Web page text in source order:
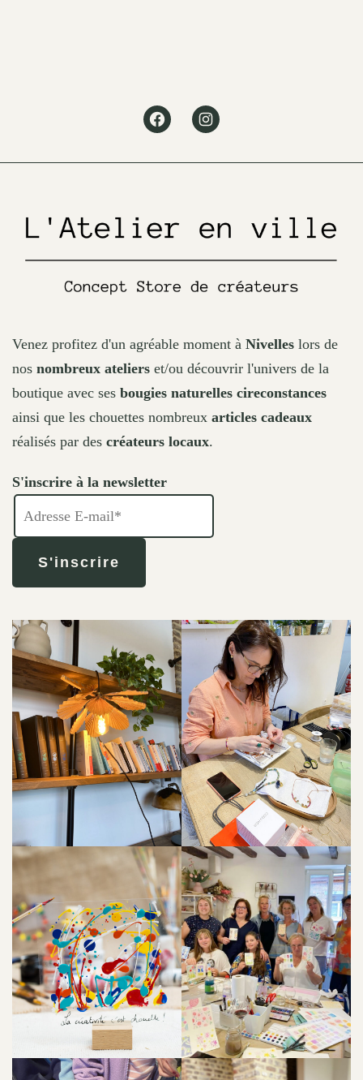
product
page
FacebookInstagram
Venez profitez d'un agréable moment à Nivelles lors de
nos nombreux ateliers et/ou découvrir l'univers de la
boutique avec ses bougies naturelles cireconstances
ainsi que les chouettes nombreux articles cadeaux
réalisés par des créateurs locaux.
S'inscrire à la newsletter